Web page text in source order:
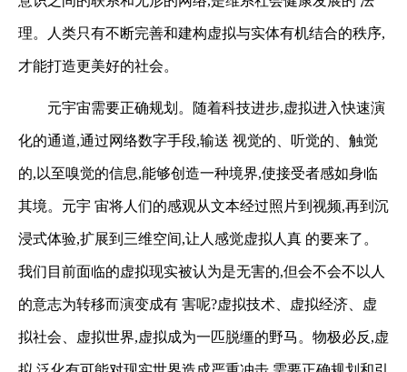
理。人类只有不断完善和建构虚拟与实体有机结合的秩序,
才能打造更美好的社会。
元宇宙需要正确规划。随着科技进步,虚拟进入快速演
化的通道,通过网络数字手段,输送 视觉的、听觉的、触觉
的,以至嗅觉的信息,能够创造一种境界,使接受者感如身临
其境。元宇 宙将人们的感观从文本经过照片到视频,再到沉
浸式体验,扩展到三维空间,让人感觉虚拟人真 的要来了。
我们目前面临的虚拟现实被认为是无害的,但会不会不以人
的意志为转移而演变成有 害呢?虚拟技术、虚拟经济、虚
拟社会、虚拟世界,虚拟成为一匹脱缰的野马。物极必反,虚